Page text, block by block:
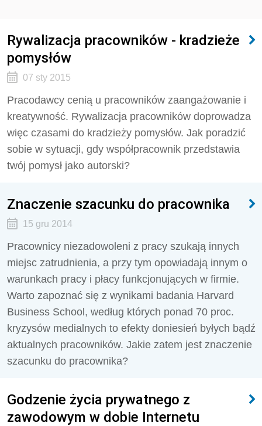
Rywalizacja pracowników - kradzieże
pomysłów
07 sty 2015
Pracodawcy cenią u pracowników zaangażowanie i
kreatywność. Rywalizacja pracowników doprowadza
więc czasami do kradzieży pomysłów. Jak poradzić
sobie w sytuacji, gdy współpracownik przedstawia
twój pomysł jako autorski?
Znaczenie szacunku do pracownika
15 gru 2014
Pracownicy niezadowoleni z pracy szukają innych
miejsc zatrudnienia, a przy tym opowiadają innym o
warunkach pracy i płacy funkcjonujących w firmie.
Warto zapoznać się z wynikami badania Harvard
Business School, według których ponad 70 proc.
kryzysów medialnych to efekty doniesień byłych bądź
aktualnych pracowników. Jakie zatem jest znaczenie
szacunku do pracownika?
Godzenie życia prywatnego z
zawodowym w dobie Internetu